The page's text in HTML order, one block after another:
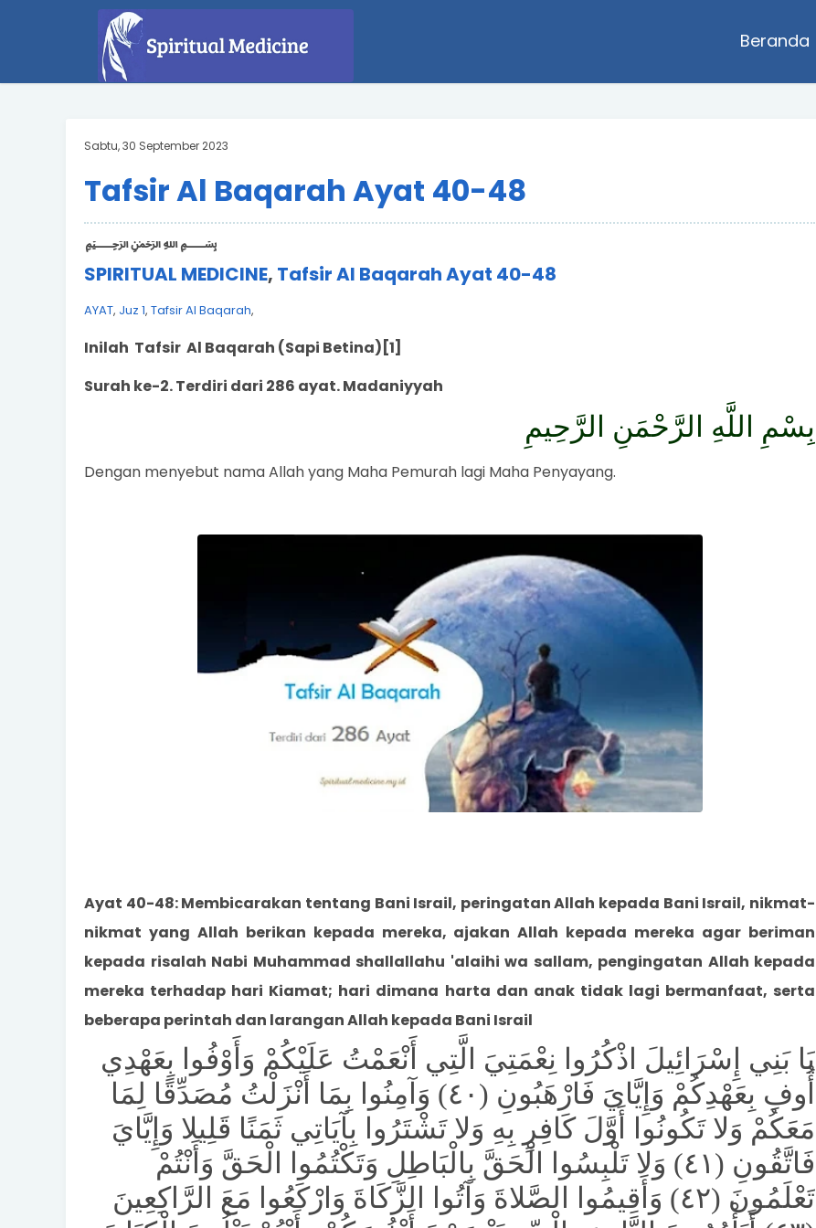
Beranda
Sabtu, 30 September 2023
Tafsir Al Baqarah Ayat 40-48
﷽
SPIRITUAL MEDICINE, Tafsir Al Baqarah Ayat 40-48
AYAT, Juz 1, Tafsir Al Baqarah,
Inilah Tafsir Al Baqarah (Sapi Betina) [1]
Surah ke-2. Terdiri dari 286 ayat. Madaniyyah
بِسْمِ اللَّهِ الرَّحْمَنِ الرَّحِيمِ
Dengan menyebut nama Allah yang Maha Pemurah lagi Maha Penyayang.
Ayat 40-48: Membicarakan tentang Bani Israil, peringatan Allah kepada Bani Israil, nikmat-
nikmat yang Allah berikan kepada mereka, ajakan Allah kepada mereka agar beriman
kepada risalah Nabi Muhammad shallallahu 'alaihi wa sallam, pengingatan Allah kepada
mereka terhadap hari Kiamat; hari dimana harta dan anak tidak lagi bermanfaat, serta
beberapa perintah dan larangan Allah kepada Bani Israil
يَا بَنِي إِسْرَائِيلَ اذْكُرُوا نِعْمَتِيَ الَّتِي أَنْعَمْتُ عَلَيْكُمْ وَأَوْفُوا بِعَهْدِي
أُوفِ بِعَهْدِكُمْ وَإِيَّايَ فَارْهَبُونِ (٤٠) وَآمِنُوا بِمَا أَنْزَلْتُ مُصَدِّقًا لِمَا
مَعَكُمْ وَلا تَكُونُوا أَوَّلَ كَافِرٍ بِهِ وَلا تَشْتَرُوا بِآيَاتِي ثَمَنًا قَلِيلا وَإِيَّايَ
فَاتَّقُونِ (٤١) وَلا تَلْبِسُوا الْحَقَّ بِالْبَاطِلِ وَتَكْتُمُوا الْحَقَّ وَأَنْتُمْ
تَعْلَمُونَ (٤٢) وَأَقِيمُوا الصَّلاةَ وَآتُوا الزَّكَاةَ وَارْكَعُوا مَعَ الرَّاكِعِينَ